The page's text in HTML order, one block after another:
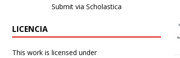
Submit via Scholastica
LICENCIA
This work is licensed under